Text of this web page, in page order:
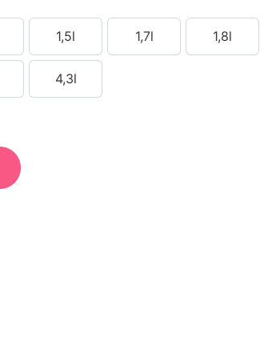
1,5l
1,5l
1,7l 1,8l
4,3l
4,3l